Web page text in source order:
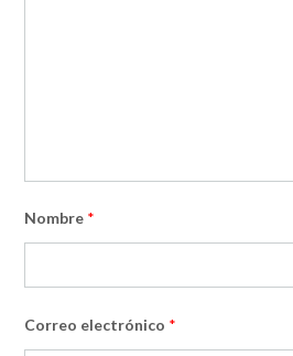
Nombre *
Correo electrónico *